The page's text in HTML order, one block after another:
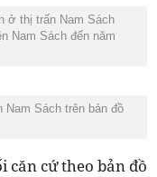
ở thị trấn Nam Sách
Nam Sách đến năm
Sách trên bản đồ
căn cứ theo bản đồ